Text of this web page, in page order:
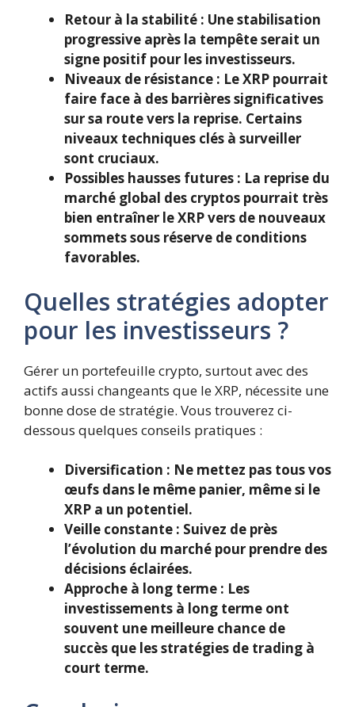
Retour à la stabilité : Une stabilisation
progressive après la tempête serait un
signe positif pour les investisseurs.
Niveaux de résistance : Le XRP pourrait
faire face à des barrières significatives
sur sa route vers la reprise. Certains
niveaux techniques clés à surveiller
sont cruciaux.
Possibles hausses futures : La reprise du
marché global des cryptos pourrait très
bien entraîner le XRP vers de nouveaux
sommets sous réserve de conditions
favorables.
Quelles stratégies adopter
pour les investisseurs ?
Gérer un portefeuille crypto, surtout avec des
actifs aussi changeants que le XRP, nécessite une
bonne dose de stratégie. Vous trouverez ci-
dessous quelques conseils pratiques :
Diversification : Ne mettez pas tous vos
œufs dans le même panier, même si le
XRP a un potentiel.
Veille constante : Suivez de près
l’évolution du marché pour prendre des
décisions éclairées.
Approche à long terme : Les
investissements à long terme ont
souvent une meilleure chance de
succès que les stratégies de trading à
court terme.